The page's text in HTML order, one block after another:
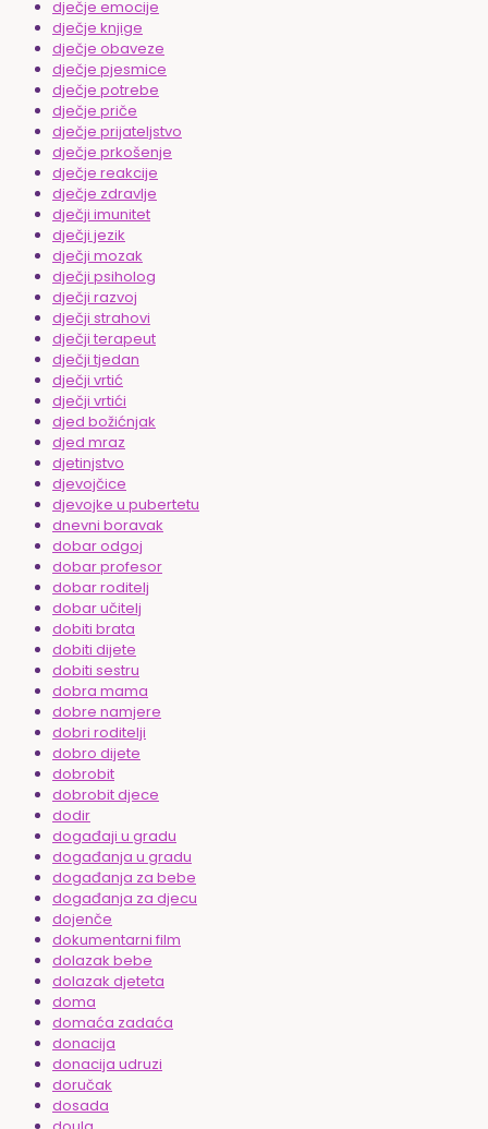
dječje emocije
dječje knjige
dječje obaveze
dječje pjesmice
dječje potrebe
dječje priče
dječje prijateljstvo
dječje prkošenje
dječje reakcije
dječje zdravlje
dječji imunitet
dječji jezik
dječji mozak
dječji psiholog
dječji razvoj
dječji strahovi
dječji terapeut
dječji tjedan
dječji vrtić
dječji vrtići
djed božićnjak
djed mraz
djetinjstvo
djevojčice
djevojke u pubertetu
dnevni boravak
dobar odgoj
dobar profesor
dobar roditelj
dobar učitelj
dobiti brata
dobiti dijete
dobiti sestru
dobra mama
dobre namjere
dobri roditelji
dobro dijete
dobrobit
dobrobit djece
dodir
događaji u gradu
događanja u gradu
događanja za bebe
događanja za djecu
dojenče
dokumentarni film
dolazak bebe
dolazak djeteta
doma
domaća zadaća
donacija
donacija udruzi
doručak
dosada